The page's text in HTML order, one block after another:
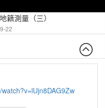
籍測量（三）
22